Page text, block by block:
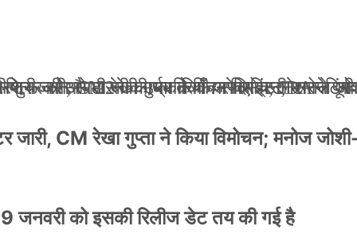
जान से मारने की धमकियाँ : सेलिब्रिटी
सोसायटी की कार्यकारिणी अपदस्थ, JDA ने
जारी, CM रेखा गुप्ता ने किया विमोचन; मनोज
शुरू की और 22 की उम्र तक बन गए इंटरनेशनल
जारी, CM रेखा गुप्ता ने किया विमोचन; मनोज
को इसकी रिलीज डेट तय की गई है